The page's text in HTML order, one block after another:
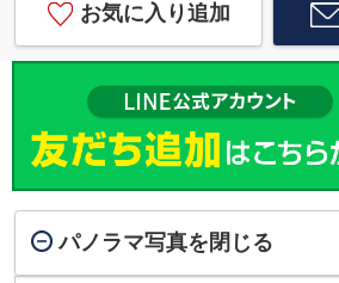
お気に入り追加
パノラマ写真を閉じる